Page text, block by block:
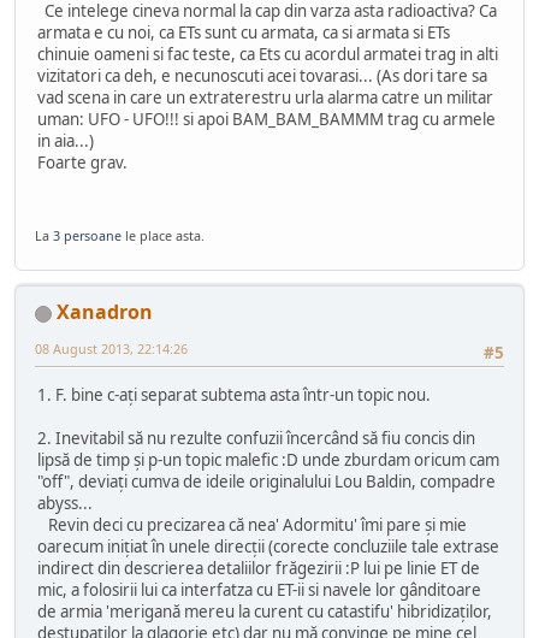
Ce intelege cineva normal la cap din varza asta radioactiva? Ca
armata e cu noi, ca ETs sunt cu armata, ca si armata si ETs
chinuie oameni si fac teste, ca Ets cu acordul armatei trag in alti
vizitatori ca deh, e necunoscuti acei tovarasi... (As dori tare sa
vad scena in care un extraterestru urla alarma catre un militar
uman: UFO - UFO!!! si apoi BAM_BAM_BAMMM trag cu armele
in aia...)
Foarte grav.
La 3 persoane le place asta.
Xanadron
#5
08 August 2013, 22:14:26
1. F. bine c-aţi separat subtema asta într-un topic nou.
2. Inevitabil să nu rezulte confuzii încercând să fiu concis din
lipsă de timp şi p-un topic malefic :D unde zburdam oricum cam
"off", deviaţi cumva de ideile originalului Lou Baldin, compadre
abyss...
Revin deci cu precizarea că nea' Adormitu' îmi pare şi mie
oarecum iniţiat în unele direcţii (corecte concluziile tale extrase
indirect din descrierea detaliilor frăgezirii :P lui pe linie ET de
mic, a folosirii lui ca interfatza cu ET-ii si navele lor gânditoare
de armia 'merigană mereu la curent cu catastifu' hibridizaţilor,
destupaţilor la glagorie etc) dar nu mă convinge pe mine cel